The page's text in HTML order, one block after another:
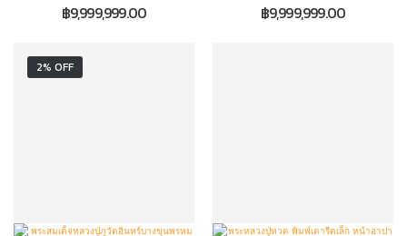
฿9,999,999.00 ฿9,999,999.00
2% OFF